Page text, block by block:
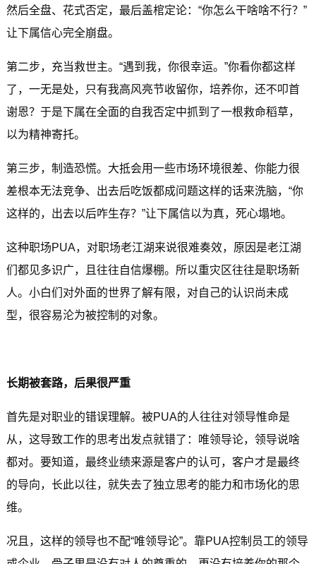
然后全盘、花式否定，最后盖棺定论：“你怎么干啥啥不行？”
让下属信心完全崩盘。
第二步，充当救世主。“遇到我，你很幸运。”你看你都这样
了，一无是处，只有我高风亮节收留你，培养你，还不叩首
谢恩？于是下属在全面的自我否定中抓到了一根救命稻草，
以为精神寄托。
第三步，制造恐慌。大抵会用一些市场环境很差、你能力很
差根本无法竞争、出去后吃饭都成问题这样的话来洗脑，“你
这样的，出去以后咋生存？”让下属信以为真，死心塌地。
这种职场PUA，对职场老江湖来说很难奏效，原因是老江湖
们都见多识广，且往往自信爆棚。所以重灾区往往是职场新
人。小白们对外面的世界了解有限，对自己的认识尚未成
型，很容易沦为被控制的对象。
长期被套路，后果很严重
首先是对职业的错误理解。被PUA的人往往对领导惟命是
从，这导致工作的思考出发点就错了：唯领导论，领导说啥
都对。要知道，最终业绩来源是客户的认可，客户才是最终
的导向，长此以往，就失去了独立思考的能力和市场化的思
维。
况且，这样的领导也不配“唯领导论”。靠PUA控制员工的领导